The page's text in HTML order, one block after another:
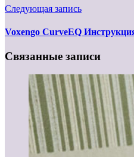
Следующая запись
Voxengo CurveEQ
Связанные записи